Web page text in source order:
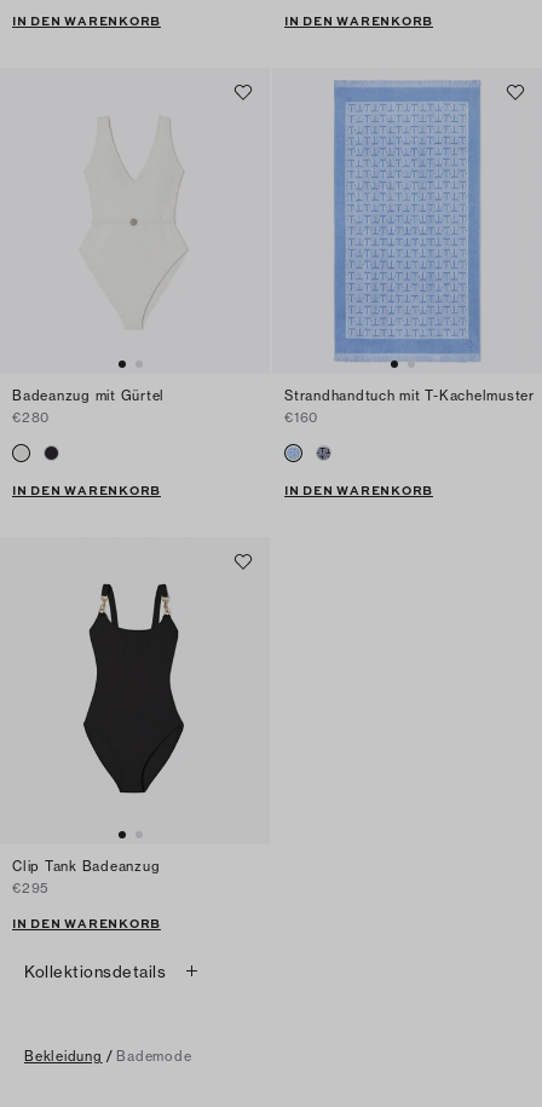
IN DEN WARENKORB IN DEN WARENKORB
Badeanzug mit Gürtel
€280
IN DEN WARENKORB
Strandhandtuch mit T-Kachelmuster
€160
IN DEN WARENKORB
Clip Tank Badeanzug
€295
IN DEN WARENKORB
Kollektionsdetails
Bekleidung / Bademode